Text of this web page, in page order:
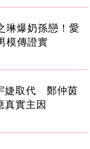
琳爆奶孫戀！愛
模傳證實
婕取代 鄭仲茵
真實主因